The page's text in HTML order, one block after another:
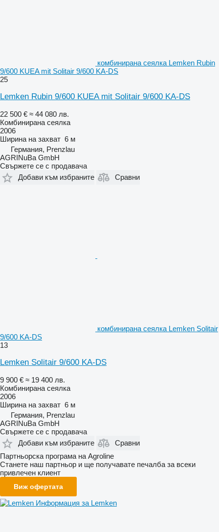
комбинирана сеялка Lemken Rubin
9/600 KUEA mit Solitair 9/600 KA-DS
25
Lemken Rubin 9/600 KUEA mit Solitair 9/600 KA-DS
22 500 € ≈ 44 080 лв.
Комбинирана сеялка
2006
Ширина на захват 6 м
Германия, Prenzlau
AGRINuBa GmbH
Свържете се с продавача
Добави към избраните
Сравни
комбинирана сеялка Lemken Solitair
9/600 KA-DS
13
Lemken Solitair 9/600 KA-DS
9 900 € ≈ 19 400 лв.
Комбинирана сеялка
2006
Ширина на захват 6 м
Германия, Prenzlau
AGRINuBa GmbH
Свържете се с продавача
Добави към избраните
Сравни
Партньорска програма на Agroline
Станете наш партньор и ще получавате печалба за всеки
привлечен клиент
Виж офертата
Информация за Lemken